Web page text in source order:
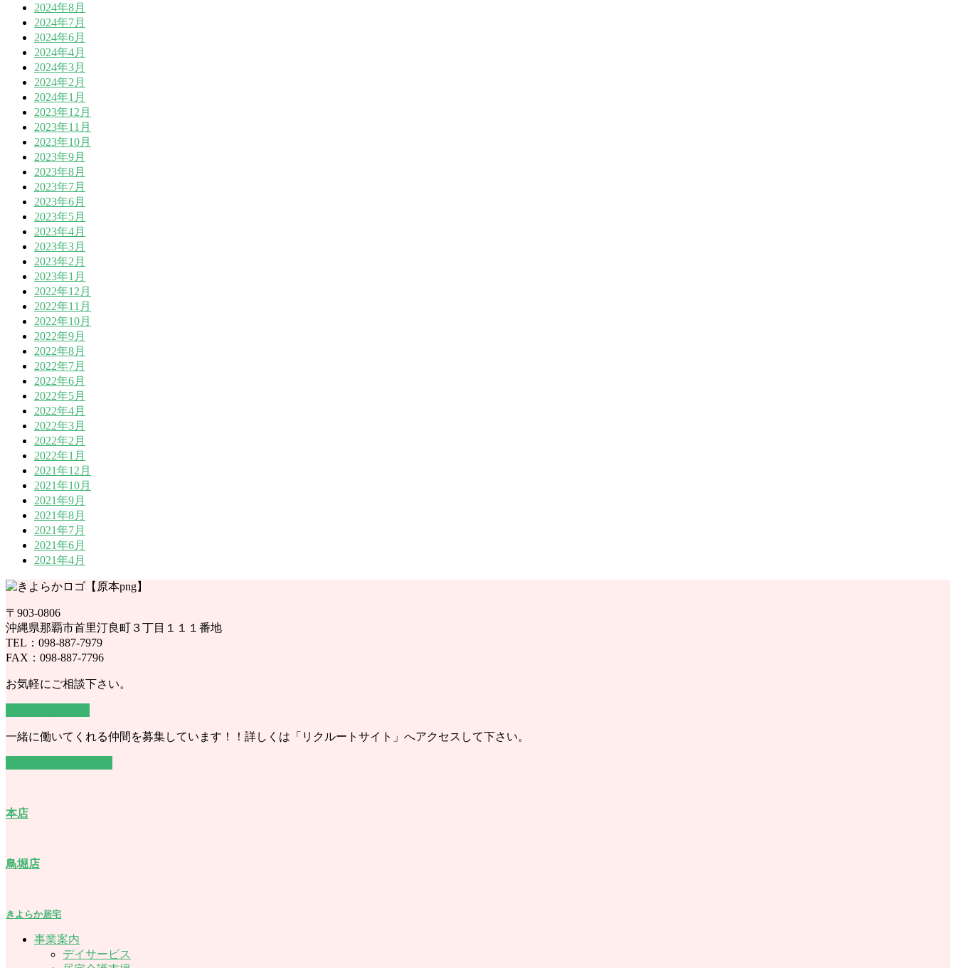
2024年8月
2024年7月
2024年6月
2024年4月
2024年3月
2024年2月
2024年1月
2023年12月
2023年11月
2023年10月
2023年9月
2023年8月
2023年7月
2023年6月
2023年5月
2023年4月
2023年3月
2023年2月
2023年1月
2022年12月
2022年11月
2022年10月
2022年9月
2022年8月
2022年7月
2022年6月
2022年5月
2022年4月
2022年3月
2022年2月
2022年1月
2021年12月
2021年10月
2021年9月
2021年8月
2021年7月
2021年6月
2021年4月
〒903-0806
沖縄県那覇市首里汀良町３丁目１１１番地
TEL：098-887-7979
FAX：098-887-7796
お気軽にご相談下さい。
一緒に働いてくれる仲間を募集しています！！詳しくは「リクルートサイト」へアクセスして下さい。
本店
鳥堀店
きよらか居宅
事業案内
デイサービス